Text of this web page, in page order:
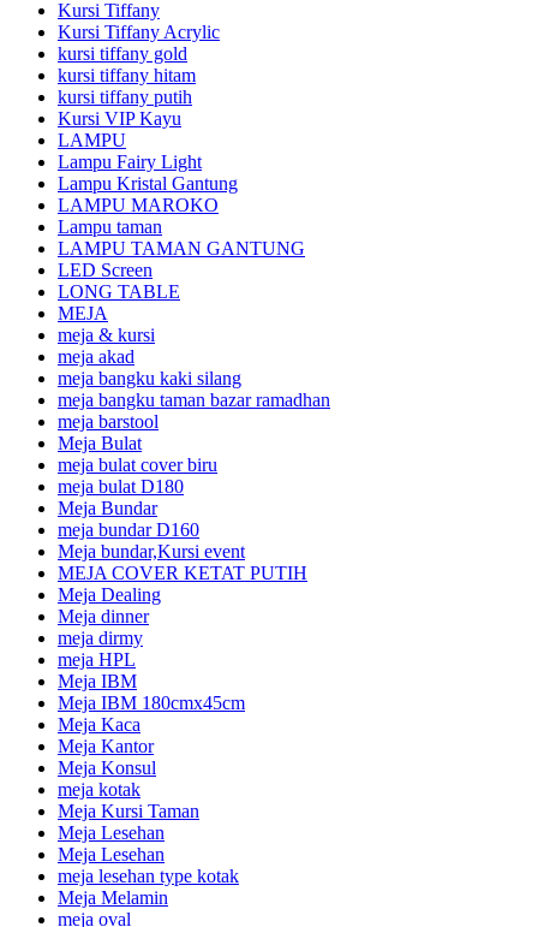
Kursi Tiffany
Kursi Tiffany Acrylic
kursi tiffany gold
kursi tiffany hitam
kursi tiffany putih
Kursi VIP Kayu
LAMPU
Lampu Fairy Light
Lampu Kristal Gantung
LAMPU MAROKO
Lampu taman
LAMPU TAMAN GANTUNG
LED Screen
LONG TABLE
MEJA
meja & kursi
meja akad
meja bangku kaki silang
meja bangku taman bazar ramadhan
meja barstool
Meja Bulat
meja bulat cover biru
meja bulat D180
Meja Bundar
meja bundar D160
Meja bundar,Kursi event
MEJA COVER KETAT PUTIH
Meja Dealing
Meja dinner
meja dirmy
meja HPL
Meja IBM
Meja IBM 180cmx45cm
Meja Kaca
Meja Kantor
Meja Konsul
meja kotak
Meja Kursi Taman
Meja Lesehan
Meja Lesehan
meja lesehan type kotak
Meja Melamin
meja oval